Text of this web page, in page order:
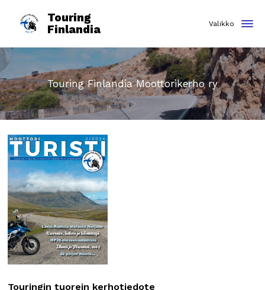
Touring
Finlandia
Touring Finlandia Moottorikerho ry
Touringin tuorein kerhotiedote